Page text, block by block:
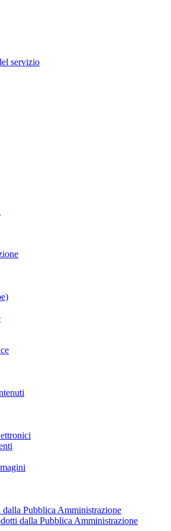
servizio
Pubblica Amministrazione
dalla Pubblica Amministrazione